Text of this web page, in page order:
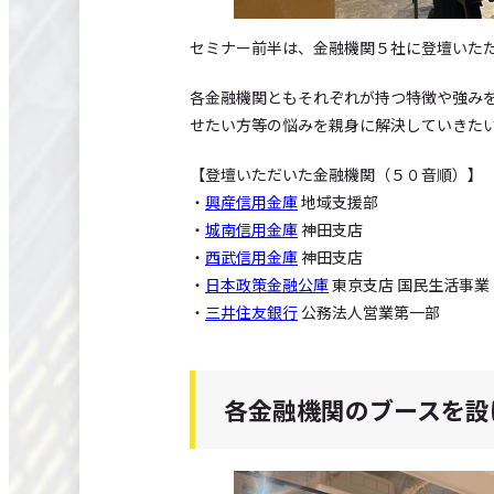
セミナー前半は、金融機関５社に登壇いた
各金融機関ともそれぞれが持つ特徴や強み
せたい方等の悩みを親身に解決していき
【登壇いただいた金融機関（５０音順）】
・ 興産信用金庫地域支援部
・ 城南信用金庫神田支店
・ 西武信用金庫神田支店
・ 日本政策金融公庫東京支店 国民生活事
・ 三井住友銀行 公務法人営業第一部
各金融機関のブースを